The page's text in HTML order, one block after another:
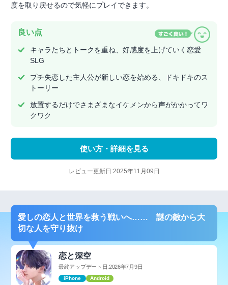
度を取り戻せるので気軽にプレイできます。
良い点
キャラたちとトークを重ね、好感度を上げていく恋愛
SLG
プチ失恋した主人公が新しい恋を始める、ドキドキのス
トーリー
放置するだけでさまざまなイケメンから声がかかってワ
クワク
使い方・詳細を見る
レビュー更新日:2025年11月09日
愛しの恋人と世界を救う戦いへ…… 謎の敵から大
切な人を守り抜け
恋と深空
最終アップデート日:2026年7月9日
iPhone Android